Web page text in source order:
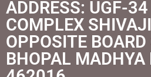
ADDRESS: UGF-
COMPLEX
OPPOSITE BOARD
BHOPAL MADHYA